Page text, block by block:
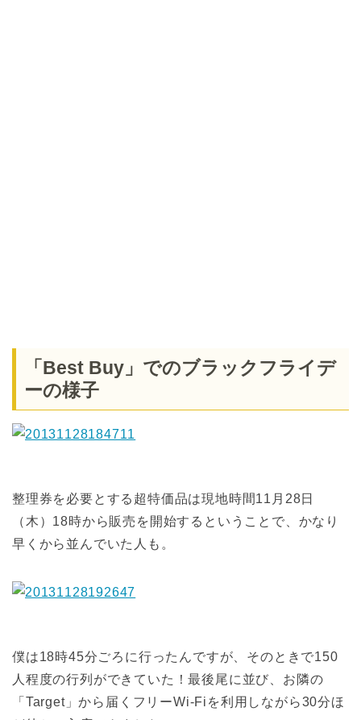
「Best Buy」でのブラックフライデ
ーの様子
整理券を必要とする超特価品は現地時間11月28日
（木）18時から販売を開始するということで、かなり
早くから並んでいた人も。
僕は18時45分ごろに行ったんですが、そのときで150
人程度の行列ができていた！最後尾に並び、お隣の
「Target」から届くフリーWi-Fiを利用しながら30分ほ